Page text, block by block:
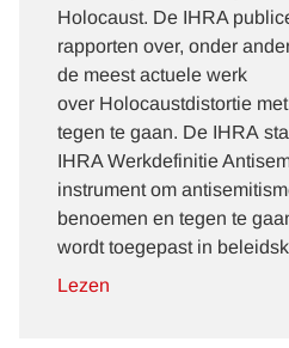
Holocaust. De IHRA
rapporten over, onder
de meest actuele werk
over Holocaustdistortie
tegen te gaan. De IHRA
IHRA Werkdefinitie
instrument om
benoemen en tegen te
wordt toegepast in
Lezen